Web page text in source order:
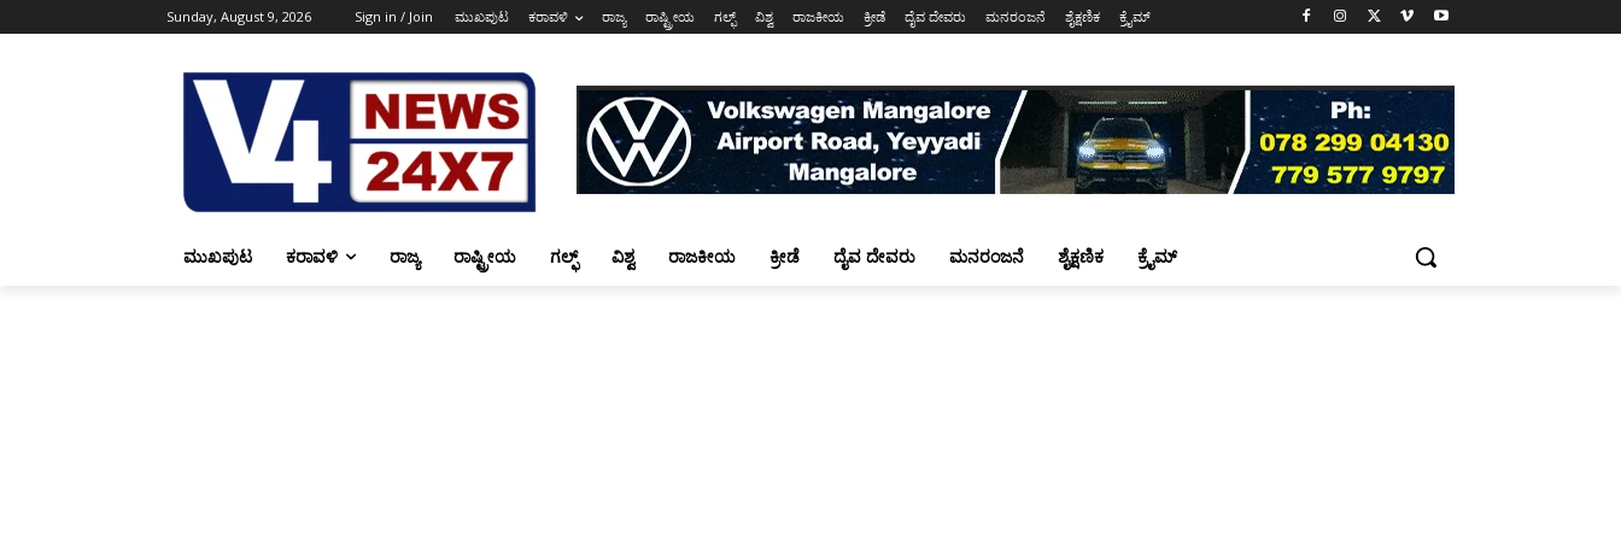
Sunday, August 9, 2026 Sign in / Join ಮುಖಪುಟ ಕರಾವಳಿ ರಾಜ್ಯ ರಾಷ್ಟ್ರೀಯ ಗಲ್ಫ್ ವಿಶ್ವ ರಾಜಕೀಯ ಕ್ರೀಡೆ ದೈವ ದೇವರು ಮನರಂಜನೆ ಶೈಕ್ಷಣಿಕ ಕ್ರೈಮ್
ಮುಖಪುಟ ಕರಾವಳಿ ರಾಜ್ಯ ರಾಷ್ಟ್ರೀಯ ಗಲ್ಫ್ ವಿಶ್ವ ರಾಜಕೀಯ ಕ್ರೀಡೆ ದೈವ ದೇವರು ಮನರಂಜನೆ ಶೈಕ್ಷಣಿಕ ಕ್ರೈಮ್